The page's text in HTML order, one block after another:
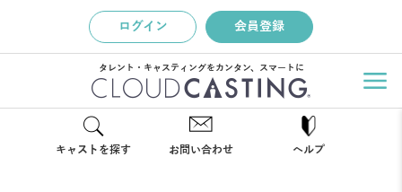
ログイン 会員登録
タレント・キャスティングをカンタン、スマートに
キャストを探す お問い合わせ ヘルプ